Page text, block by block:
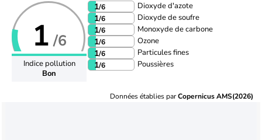
1 /6
Indice pollution
Bon
1/6 Dioxyde d'azote
1/6 Dioxyde de soufre
1/6 Monoxyde de carbone
1/6 Ozone
1/6 Particules fines
1/6 Poussières
Données établies parCopernicus AMS(2026)